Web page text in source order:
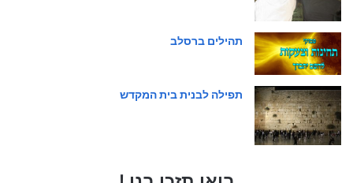
תהילים ברסלב
תפילה לבנית בית המקדש